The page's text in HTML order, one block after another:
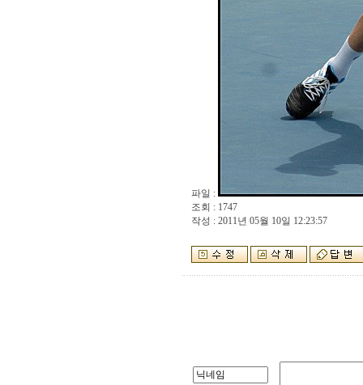
파일 :
조회 : 1747
작성 : 2011년 05월 10일 12:23:57